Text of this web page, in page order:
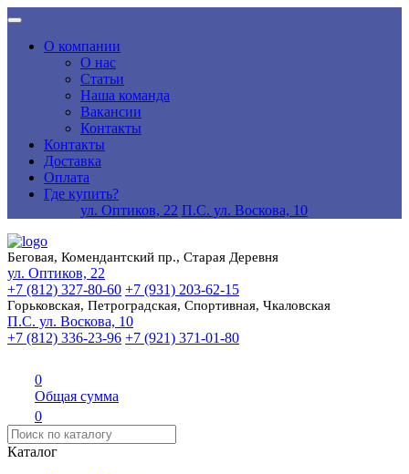
О компании
О нас
Статьи
Наша команда
Вакансии
Контакты
Контакты
Доставка
Оплата
Где купить?
ул. Оптиков, 22 П.С. ул. Воскова, 10
Беговая, Комендантский пр., Старая Деревня
ул. Оптиков, 22
+7 (812) 327-80-60 +7 (931) 203-62-15
Горьковская, Петроградская, Спортивная, Чкаловская
П.С. ул. Воскова, 10
+7 (812) 336-23-96 +7 (921) 371-01-80
0
Общая сумма
0
Каталог